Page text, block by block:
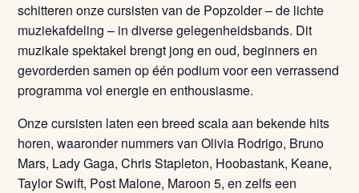
schitteren onze cursisten van de Popzolder – de lichte
muziekafdeling – in diverse gelegenheidsbands. Dit
muzikale spektakel brengt jong en oud, beginners en
gevorderden samen op één podium voor een verrassend
programma vol energie en enthousiasme.
Onze cursisten laten een breed scala aan bekende hits
horen, waaronder nummers van Olivia Rodrigo, Bruno
Mars, Lady Gaga, Chris Stapleton, Hoobastank, Keane,
Taylor Swift, Post Malone, Maroon 5, en zelfs een